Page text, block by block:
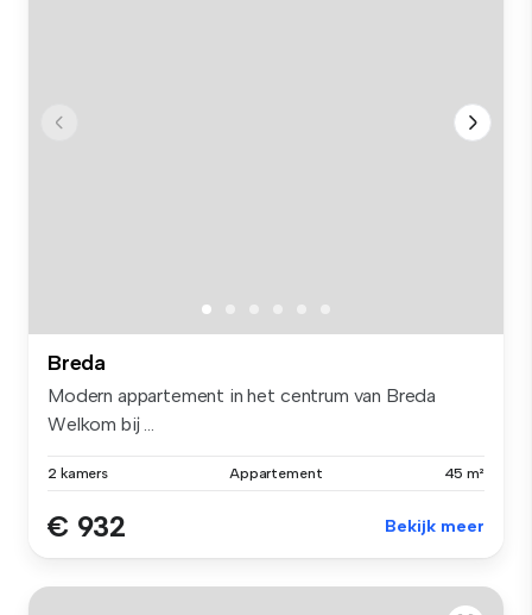
Breda
Modern appartement in het centrum van Breda
Welkom bij ...
2 kamers Appartement 45 m²
€ 932 Bekijk meer